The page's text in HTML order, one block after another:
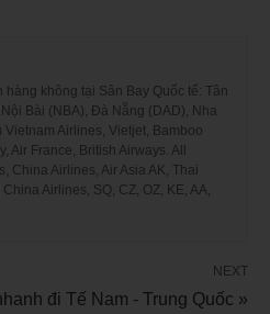
không tại Sân Bay Quốc tế: Tân
Bài (NBA), Đà Nẵng (DAD), Nha
Vietnam Airlines, Vietjet, Bamboo
Air France, British Airways. All
China Airlines, Air Asia AK, Thai
Airlines, SQ, CZ, OZ, KE, AA,
NEXT
đi Tế Nam - Trung Quốc »